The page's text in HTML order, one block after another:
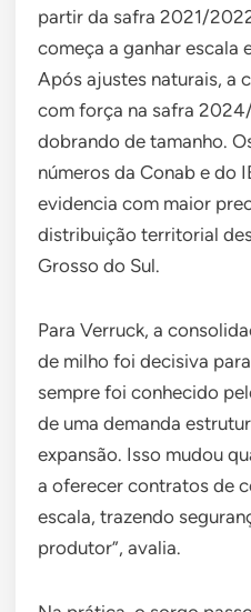
partir da safra 2021/
começa a ganhar escala
Após ajustes naturais, a
com força na safra
dobrando de tamanho.
números da Conab e do
evidencia com maior
distribuição territorial
Grosso do Sul.
Para Verruck, a
de milho foi decisiva
sempre foi conhecido
de uma demanda
expansão. Isso mudou
a oferecer contratos de
escala, trazendo
produtor”, avalia.